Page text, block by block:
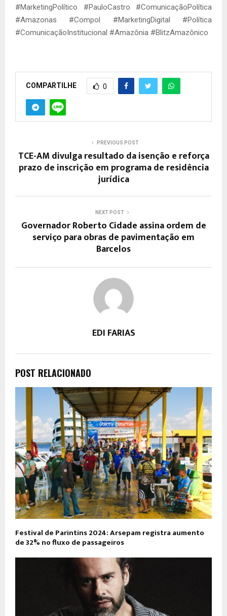
#MarketingPolítico #PauloCastro #ComunicaçãoPolítica
#Amazonas #Compol #MarketingDigital #Política
#ComunicaçãoInstitucional #Amazônia #BlitzAmazônico
COMPARTILHE 0
PREVIOUS POST
TCE-AM divulga resultado da isenção e reforça
prazo de inscrição em programa de residência
jurídica
NEXT POST
Governador Roberto Cidade assina ordem de
serviço para obras de pavimentação em
Barcelos
EDI FARIAS
POST RELACIONADO
Festival de Parintins 2024: Arsepam registra aumento
de 32% no fluxo de passageiros